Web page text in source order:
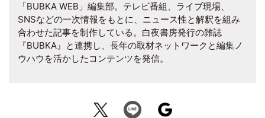
「BUBKA WEB」編集部。テレビ番組、ライブ現場、
SNSなどの一次情報をもとに、ニュース性と解釈を組み
合わせた記事を制作している。白夜書房発行の雑誌
『BUBKA』と連携し、長年の取材ネットワークと編集ノ
ウハウを活かしたコンテンツを発信。